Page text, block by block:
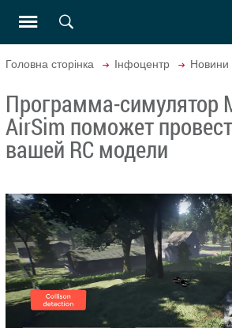
Головна сторінка Інфоцентр Новини
Программа-симулятор
AirSim поможет
вашей RC модели